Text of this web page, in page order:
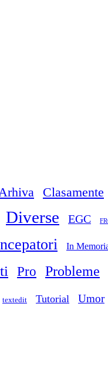
Clasamente
Diverse EGC
In
Pro Probleme
textedit Tutorial Umor